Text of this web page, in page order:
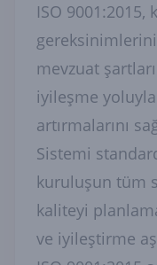
ISO 9001:2015,
gereksinimlerini
mevzuat
iyileşme
artırmalarını
Sistemi
kuruluşun tüm
kaliteyi
ve iyileştirme